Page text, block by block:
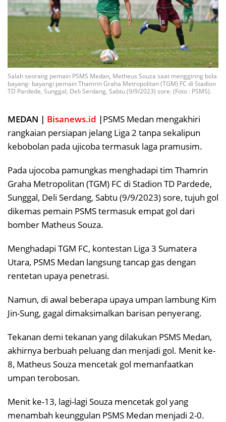
Salah seorang pemain PSMS Medan, Metheus Souza saat menggiring bola
bayang- bayangi pemain Thamrin Graha Metropolitan (TGM) FC di Stadion
TD Pardede, Sunggal, Deli Serdang, Sabtu (9/9/2023) sore. (Foto : PSMS).
MEDAN | Bisanews.id |PSMS Medan mengakhiri
rangkaian persiapan jelang Liga 2 tanpa sekalipun
kebobolan pada ujicoba termasuk laga pramusim.
Pada ujocoba pamungkas menghadapi tim Thamrin
Graha Metropolitan (TGM) FC di Stadion TD Pardede,
Sunggal, Deli Serdang, Sabtu (9/9/2023) sore, tujuh gol
dikemas pemain PSMS termasuk empat gol dari
bomber Matheus Souza.
Menghadapi TGM FC, kontestan Liga 3 Sumatera
Utara, PSMS Medan langsung tancap gas dengan
rentetan upaya penetrasi.
Namun, di awal beberapa upaya umpan lambung Kim
Jin-Sung, gagal dimaksimalkan barisan penyerang.
Tekanan demi tekanan yang dilakukan PSMS Medan,
akhirnya berbuah peluang dan menjadi gol. Menit ke-
8, Matheus Souza mencetak gol memanfaatkan
umpan terobosan.
Menit ke-13, lagi-lagi Souza mencetak gol yang
menambah keunggulan PSMS Medan menjadi 2-0.